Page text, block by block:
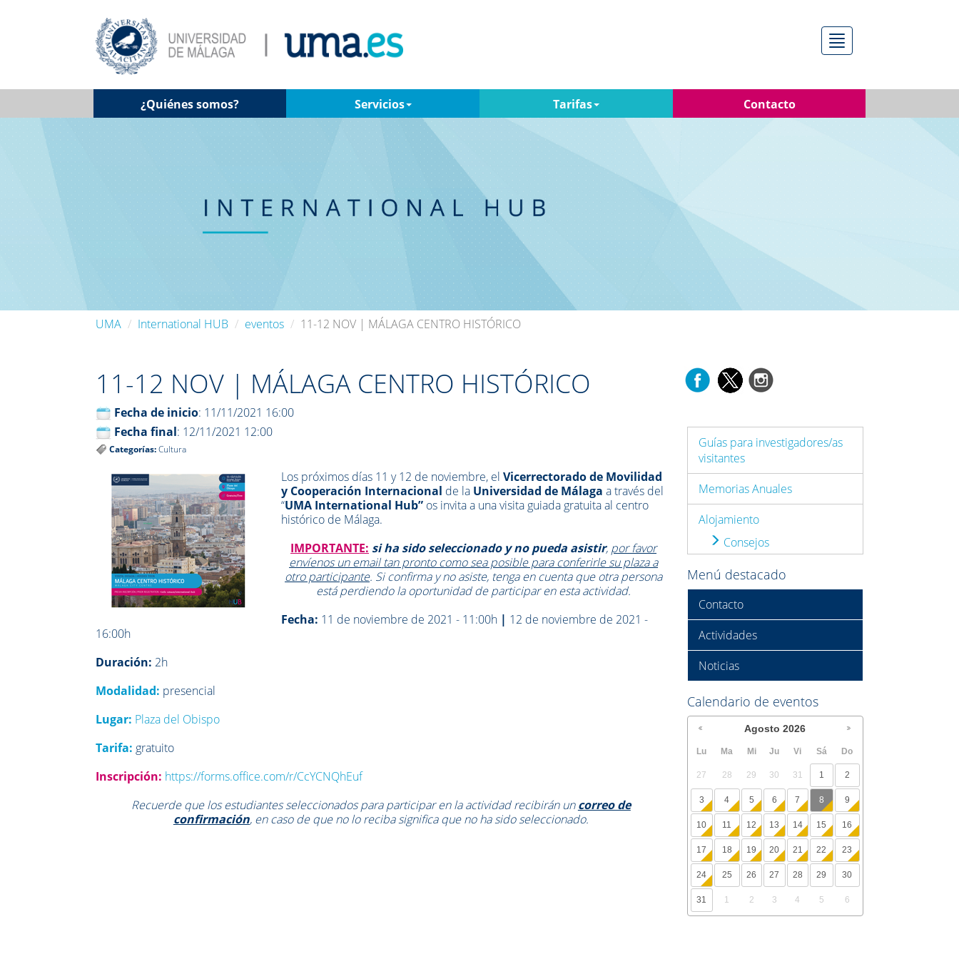
Menú
¿Quiénes somos? Servicios Tarifas Contacto
UMA International HUB eventos 11-12 NOV | MÁLAGA CENTRO HISTÓRICO
11-12 NOV | MÁLAGA CENTRO HISTÓRICO
Fecha de inicio: 11/11/2021 16:00
Fecha final: 12/11/2021 12:00
Categorías:Cultura
Los próximos días 11 y 12 de noviembre, el Vicerrectorado de Movilidad
y Cooperación Internacional de la Universidad de Málaga a través del
“UMA International Hub”os invita a una visita guiada gratuita al centro
histórico de Málaga.
IMPORTANTE: si ha sido seleccionado y no pueda asistir, por favor
envíenos un email tan pronto como sea posible para conferirle su plaza a
otro participante. Si confirma y no asiste, tenga en cuenta que otra persona
está perdiendo la oportunidad de participar en esta actividad.
Fecha: 11 de noviembre de 2021 - 11:00h | 12 de noviembre de 2021 -
16:00h
Duración: 2h
Modalidad: presencial
Lugar: Plaza del Obispo
Tarifa: gratuito
Inscripción: https://forms.office.com/r/CcYCNQhEuf
Recuerde que los estudiantes seleccionados para participar en la actividad recibirán uncorreo de
confirmación, en caso de que no lo reciba significa que no ha sido seleccionado.
Guías para investigadores/as
visitantes
Memorias Anuales
Alojamiento
Consejos
Menú destacado
Contacto
Actividades
Noticias
Calendario de eventos
Agosto 2026
Lu Ma Mi Ju Vi Sá Do
27 28 29 30 31 1 2
3 4 5 6 7 8 9
10 11 12 13 14 15 16
17 18 19 20 21 22 23
24 25 26 27 28 29 30
31 1 2 3 4 5 6